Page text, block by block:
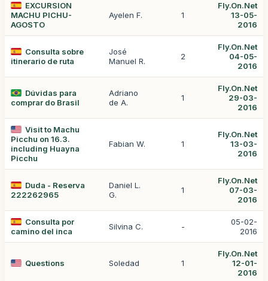
EXCURSION
MACHU PICHU-
AGOSTO
Ayelen F. 1
Fly.On.Net
13-05-
2016
Consulta sobre
itinerario de ruta
José
Manuel R.
2
Fly.On.Net
04-05-
2016
Dúvidas para
comprar do Brasil
Adriano
de A.
1
Fly.On.Net
29-03-
2016
Visit to Machu
Picchu on 16.3.
including Huayna
Picchu
Fabian W. 1
Fly.On.Net
13-03-
2016
Duda - Reserva
222262965
Daniel L.
G.
1
Fly.On.Net
07-03-
2016
Consulta por
camino del inca
Silvina C. -
05-02-
2016
Questions Soledad 1
Fly.On.Net
12-01-
2016